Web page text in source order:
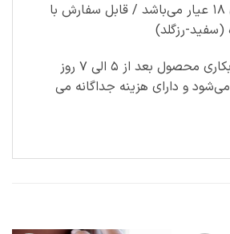
تمامی کارها طلای ۱۸ عیار می‌باشد / قابل سفارش با
(سفید-رزگلد)
در صورت نیاز به آبکاری محصول بعد از ۵ الی ۷ روز
و دارای هزینه جداگانه می